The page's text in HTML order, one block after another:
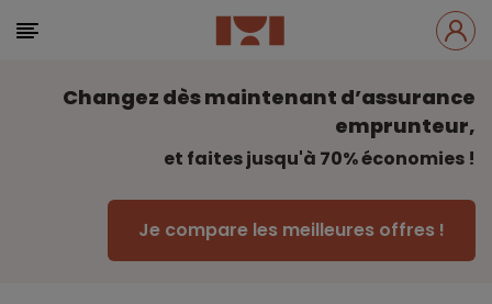
Changez dès maintenant d’assurance
emprunteur,
et faites jusqu'à 70% économies !
Je compare les meilleures offres !